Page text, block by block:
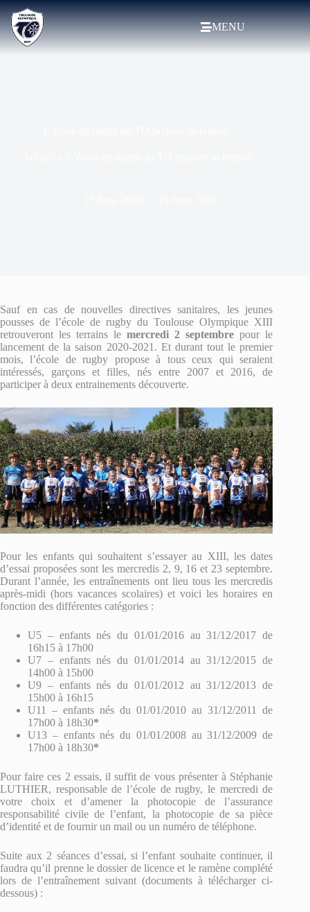
MENU
Sauf en cas de nouvelles directives sanitaires, les jeunes
pousses de l’école de rugby du Toulouse Olympique XIII
retrouveront les terrains lemercredi 2 septembre pour le
lancement de la saison 2020-2021. Et durant tout le premier
mois, l’école de rugby propose à tous ceux qui seraient
intéressés, garçons et filles, nés entre 2007 et 2016, de
participer à deux entrainements découverte.
Pour les enfants qui souhaitent s’essayer au XIII, les dates
d’essai proposées sont les mercredis 2, 9, 16 et 23 septembre.
Durant l’année, les entraînements ont lieu tous les mercredis
après-midi (hors vacances scolaires) et voici les horaires en
fonction des différentes catégories :
U5 – enfants nés du 01/01/2016 au 31/12/2017 de
16h15 à 17h00
U7 – enfants nés du 01/01/2014 au 31/12/2015 de
14h00 à 15h00
U9 – enfants nés du 01/01/2012 au 31/12/2013 de
15h00 à 16h15
U11 – enfants nés du 01/01/2010 au 31/12/2011 de
17h00 à 18h30*
U13 – enfants nés du 01/01/2008 au 31/12/2009 de
17h00 à 18h30*
Pour faire ces 2 essais, il suffit de vous présenter à Stéphanie
LUTHIER, responsable de l’école de rugby, le mercredi de
votre choix et d’amener la photocopie de l’assurance
responsabilité civile de l’enfant, la photocopie de sa pièce
d’identité et de fournir un mail ou un numéro de téléphone.
Suite aux 2 séances d’essai, si l’enfant souhaite continuer, il
faudra qu’il prenne le dossier de licence et le ramène complété
lors de l’entraînement suivant (documents à télécharger ci-
dessous) :